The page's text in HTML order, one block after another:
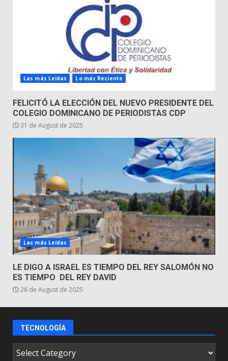
Las más Leídas Lo más Reciente
FELICITÓ LA ELECCIÓN DEL NUEVO PRESIDENTE DEL
COLEGIO DOMINICANO DE PERIODISTAS CDP
31 de August de 2025
Las más Leídas
LE DIGO A ISRAEL ES TIEMPO DEL REY SALOMÓN NO
ES TIEMPO DEL REY DAVID
26 de August de 2025
TECNOLOGÍA